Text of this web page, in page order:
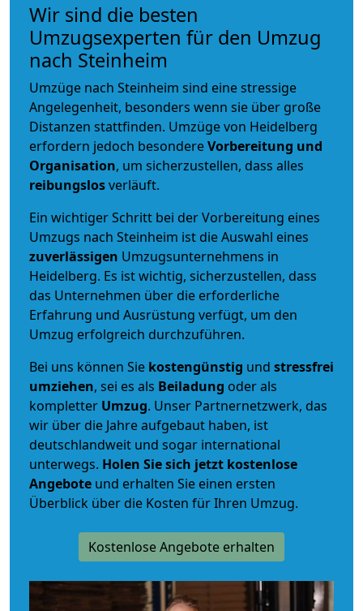
Wir sind die besten
Umzugsexperten für den Umzug
nach Steinheim
Umzüge nach Steinheim sind eine stressige
Angelegenheit, besonders wenn sie über große
Distanzen stattfinden. Umzüge von Heidelberg
erfordern jedoch besondereVorbereitung und
Organisation, um sicherzustellen, dass alles
reibungslosverläuft.
Ein wichtiger Schritt bei der Vorbereitung eines
Umzugs nach Steinheim ist die Auswahl eines
zuverlässigen Umzugsunternehmens in
Heidelberg. Es ist wichtig, sicherzustellen, dass
das Unternehmen über die erforderliche
Erfahrung und Ausrüstung verfügt, um den
Umzug erfolgreich durchzuführen.
Bei uns können Sie kostengünstig und stressfrei
umziehen, sei es als Beiladung oder als
kompletter Umzug. Unser Partnernetzwerk, das
wir über die Jahre aufgebaut haben, ist
deutschlandweit und sogar international
unterwegs. Holen Sie sich jetzt kostenlose
Angebote und erhalten Sie einen ersten
Überblick über die Kosten für Ihren Umzug.
Kostenlose Angebote erhalten